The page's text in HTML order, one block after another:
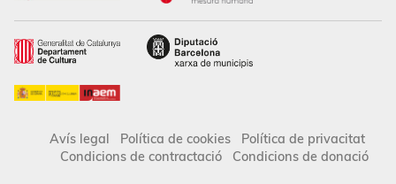
Avís legal Política de cookies
Política de privacitat
Condicions de contractació
Condicions de donació